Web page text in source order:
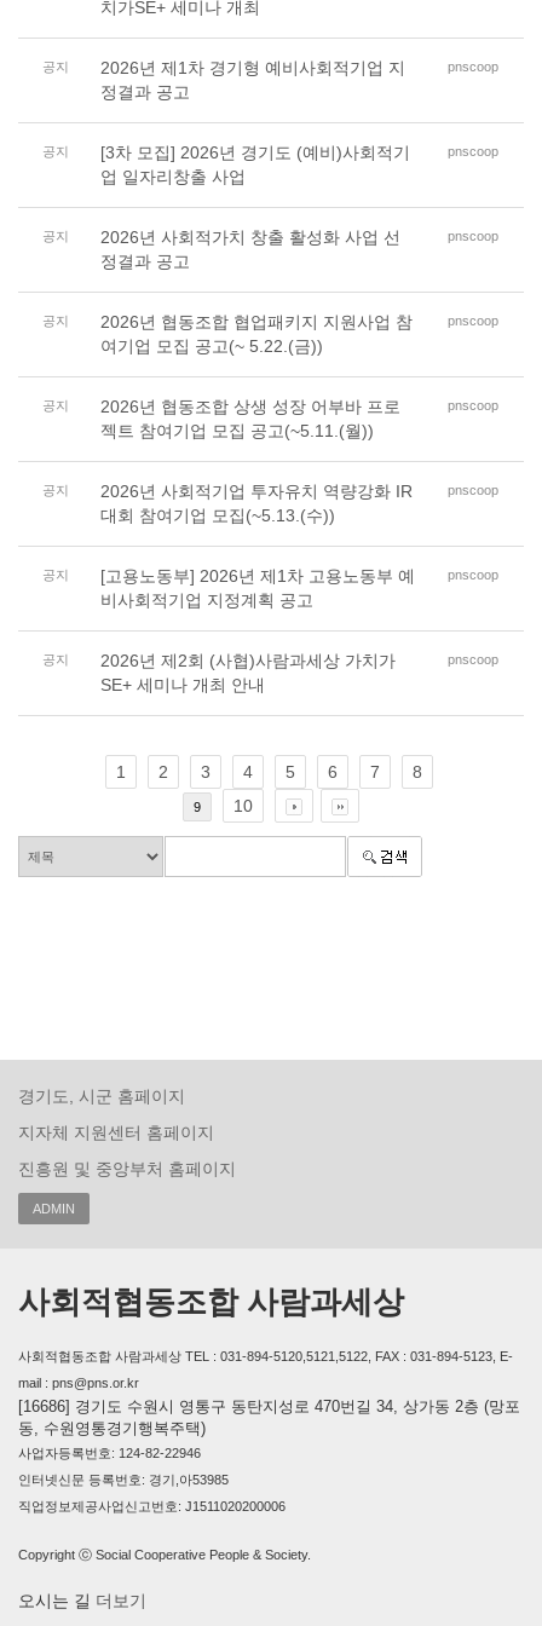
치가SE+ 세미나 개최
공지
2026년 제1차 경기형 예비사회적기업 지
정결과 공고
pnscoop
공지
[3차 모집] 2026년 경기도 (예비)사회적기
업 일자리창출 사업
pnscoop
공지
2026년 사회적가치 창출 활성화 사업 선
정결과 공고
pnscoop
공지
2026년 협동조합 협업패키지 지원사업 참
여기업 모집 공고(~ 5.22.(금))
pnscoop
공지
2026년 협동조합 상생 성장 어부바 프로
젝트 참여기업 모집 공고(~5.11.(월))
pnscoop
공지
2026년 사회적기업 투자유치 역량강화 IR
대회 참여기업 모집(~5.13.(수))
pnscoop
공지
[고용노동부] 2026년 제1차 고용노동부 예
비사회적기업 지정계획 공고
pnscoop
공지
2026년 제2회 (사협)사람과세상 가치가
SE+ 세미나 개최 안내
pnscoop
1 2 3 4 5 6 7 8
9 10
경기도, 시군 홈페이지
지자체 지원센터 홈페이지
진흥원 및 중앙부처 홈페이지
ADMIN
사회적협동조합 사람과세상
사회적협동조합 사람과세상 TEL : 031-894-5120,5121,5122, FAX : 031-894-5123, E-
mail : pns@pns.or.kr
[16686] 경기도 수원시 영통구 동탄지성로 470번길 34, 상가동 2층 (망포
동, 수원영통경기행복주택)
사업자등록번호: 124-82-22946
인터넷신문 등록번호: 경기,아53985
직업정보제공사업신고번호: J1511020200006
Copyright ⓒ Social Cooperative People & Society.
오시는 길 더보기